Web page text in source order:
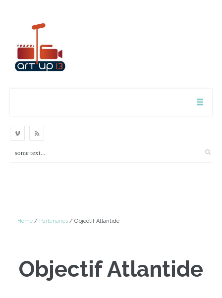
Home / Partenaires / Objectif Atlantide
Objectif Atlantide